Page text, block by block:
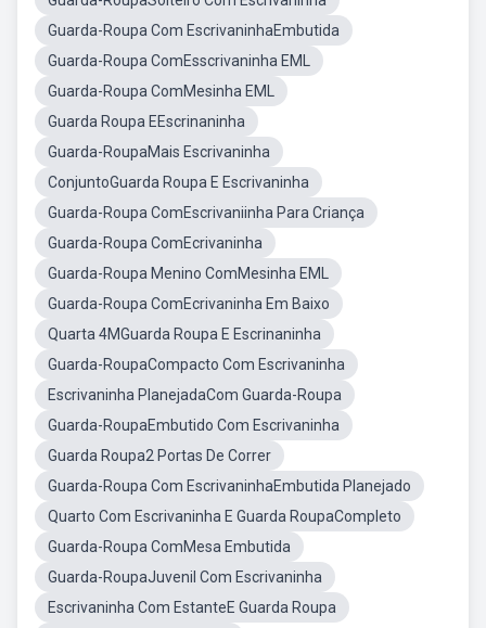
Guarda-Roupa Com EscrivaninhaEmbutida
Guarda-Roupa ComEsscrivaninha EML
Guarda-Roupa ComMesinha EML
Guarda Roupa EEscrinaninha
Guarda-RoupaMais Escrivaninha
ConjuntoGuarda Roupa E Escrivaninha
Guarda-Roupa ComEscrivaniinha Para Criança
Guarda-Roupa ComEcrivaninha
Guarda-Roupa Menino ComMesinha EML
Guarda-Roupa ComEcrivaninha Em Baixo
Quarta 4MGuarda Roupa E Escrinaninha
Guarda-RoupaCompacto Com Escrivaninha
Escrivaninha PlanejadaCom Guarda-Roupa
Guarda-RoupaEmbutido Com Escrivaninha
Guarda Roupa2 Portas De Correr
Guarda-Roupa Com EscrivaninhaEmbutida Planejado
Quarto Com Escrivaninha E Guarda RoupaCompleto
Guarda-Roupa ComMesa Embutida
Guarda-RoupaJuvenil Com Escrivaninha
Escrivaninha Com EstanteE Guarda Roupa